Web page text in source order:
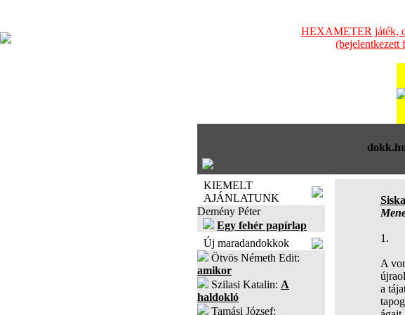
HEXAMETER játék,
(bejelentkezett
KIEMELT
AJÁNLATUNK
Demény Péter
Egy fehér papírlap
Új maradandokkok
Ötvös Németh Edit:
amikor
Szilasi Katalin: A
haldokló
Tamási József:
1.
A
a